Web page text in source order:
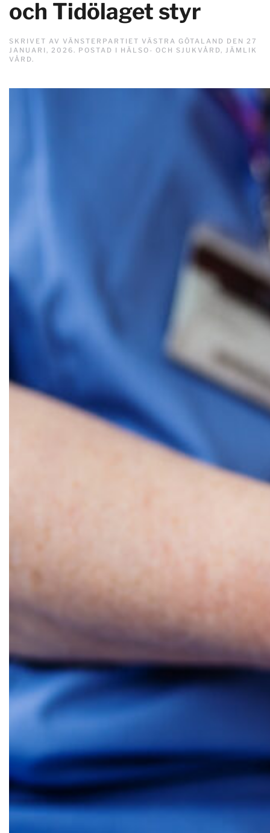
och Tidölaget styr
SKRIVET AV VÄNSTERPARTIET VÄSTRA GÖTALAND DEN 27
JANUARI, 2026 . POSTAD I HÄLSO- OCH SJUKVÅRD, JÄMLIK
VÅRD.